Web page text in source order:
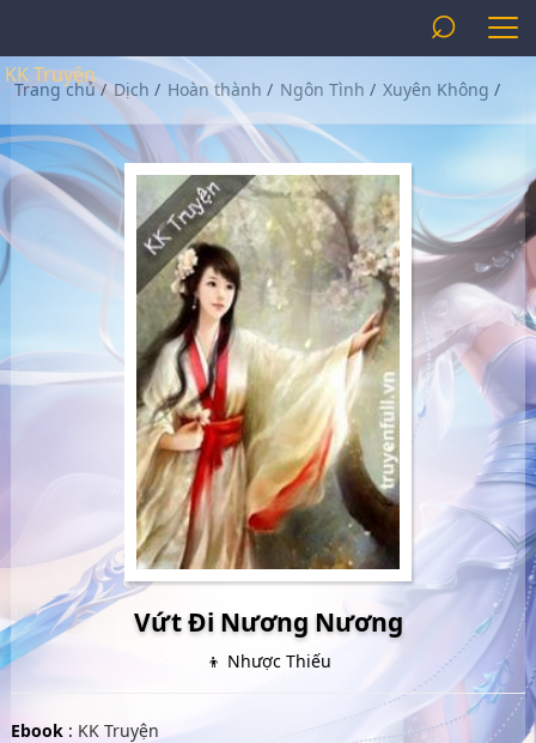
KK Truyện
⌕
Trang chủ/ Dịch / Hoàn thành / Ngôn Tình / Xuyên Không /
Vứt Đi Nương Nương
👦 Nhược Thiếu
Ebook : KK Truyện